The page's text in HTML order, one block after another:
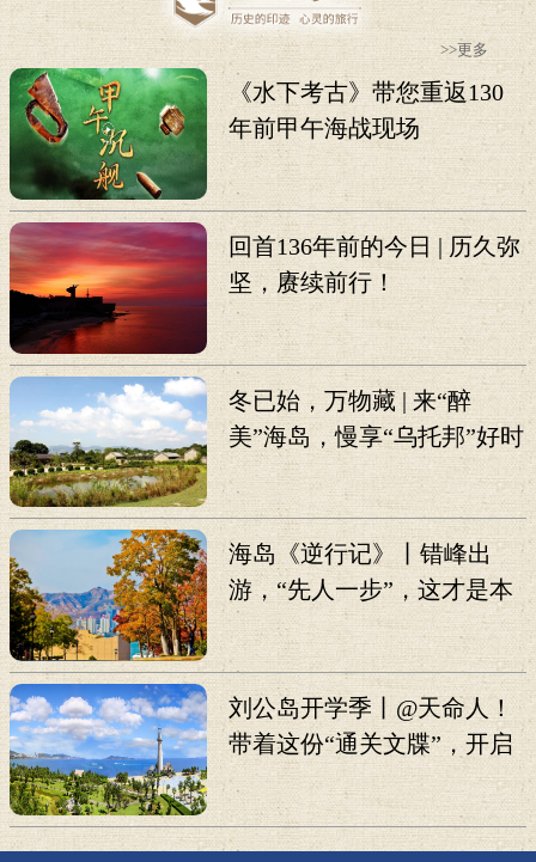
>>更多
《水下考古》带您重返130
年前甲午海战现场
回首136年前的今日 | 历久弥
坚，赓续前行！
冬已始，万物藏 | 来“醉
美”海岛，慢享“乌托邦”好时
光
海岛《逆行记》丨错峰出
游，“先人一步”，这才是本
地人真心推荐的打卡攻略！
刘公岛开学季丨@天命人！
带着这份“通关文牒”，开启
《黑神话：悟空》线下副
本！